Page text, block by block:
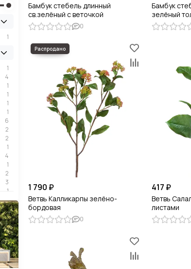
Бамбук стебель длинный
св.зелёный с веточкой
0
Бамбук
зелёный
1 790 ₽
Ветвь Калликарпы зелёно-
бордовая
0
417 ₽
Ветвь
листами
1
1
4
1
1
1
1
6
2
2
1
4
1
2
3
1
3
1